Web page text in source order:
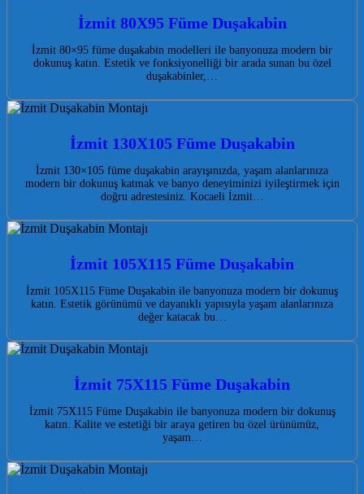
İzmit 80X95 Füme Duşakabin
İzmit 80×95 füme duşakabin modelleri ile banyonuza modern bir
dokunuş katın. Estetik ve fonksiyonelliği bir arada sunan bu özel
duşakabinler,…
İzmit 130X105 Füme Duşakabin
İzmit 130×105 füme duşakabin arayışınızda, yaşam alanlarınıza
modern bir dokunuş katmak ve banyo deneyiminizi iyileştirmek için
doğru adrestesiniz. Kocaeli İzmit…
İzmit 105X115 Füme Duşakabin
İzmit 105X115 Füme Duşakabin ile banyonuza modern bir dokunuş
katın. Estetik görünümü ve dayanıklı yapısıyla yaşam alanlarınıza
değer katacak bu…
İzmit 75X115 Füme Duşakabin
İzmit 75X115 Füme Duşakabin ile banyonuza modern bir dokunuş
katın. Kalite ve estetiği bir araya getiren bu özel ürünümüz,
yaşam…